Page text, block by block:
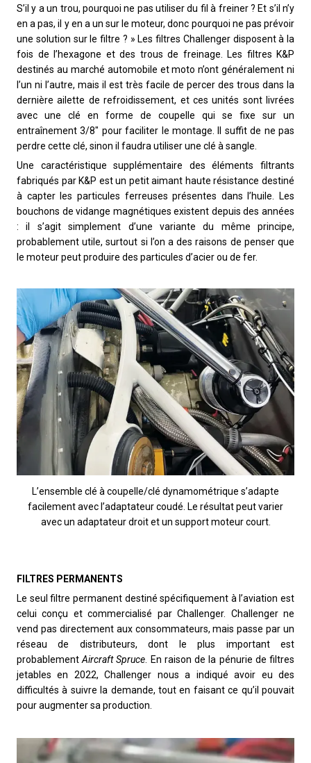
S’il y a un trou, pourquoi ne pas utiliser du fil à freiner ? Et s’il n’y
en a pas, il y en a un sur le moteur, donc pourquoi ne pas prévoir
une solution sur le filtre ? » Les filtres Challenger disposent à la
fois de l’hexagone et des trous de freinage. Les filtres K&P
destinés au marché automobile et moto n’ont généralement ni
l’un ni l’autre, mais il est très facile de percer des trous dans la
dernière ailette de refroidissement, et ces unités sont livrées
avec une clé en forme de coupelle qui se fixe sur un
entraînement 3/8″ pour faciliter le montage. Il suffit de ne pas
perdre cette clé, sinon il faudra utiliser une clé à sangle.
Une caractéristique supplémentaire des éléments filtrants
fabriqués par K&P est un petit aimant haute résistance destiné
à capter les particules ferreuses présentes dans l’huile. Les
bouchons de vidange magnétiques existent depuis des années
: il s’agit simplement d’une variante du même principe,
probablement utile, surtout si l’on a des raisons de penser que
le moteur peut produire des particules d’acier ou de fer.
L’ensemble clé à coupelle/clé dynamométrique s’adapte
facilement avec l’adaptateur coudé. Le résultat peut varier
avec un adaptateur droit et un support moteur court.
FILTRES PERMANENTS
Le seul filtre permanent destiné spécifiquement à l’aviation est
celui conçu et commercialisé par Challenger. Challenger ne
vend pas directement aux consommateurs, mais passe par un
réseau de distributeurs, dont le plus important est
probablementAircraft Spruce . En raison de la pénurie de filtres
jetables en 2022, Challenger nous a indiqué avoir eu des
difficultés à suivre la demande, tout en faisant ce qu’il pouvait
pour augmenter sa production.